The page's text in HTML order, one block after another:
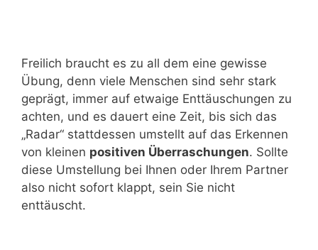
Freilich braucht es zu all dem eine gewisse
Übung, denn viele Menschen sind sehr stark
geprägt, immer auf etwaige Enttäuschungen zu
achten, und es dauert eine Zeit, bis sich das
„Radar“ stattdessen umstellt auf das Erkennen
von kleinen positiven Überraschungen. Sollte
diese Umstellung bei Ihnen oder Ihrem Partner
also nicht sofort klappt, sein Sie nicht
enttäuscht.